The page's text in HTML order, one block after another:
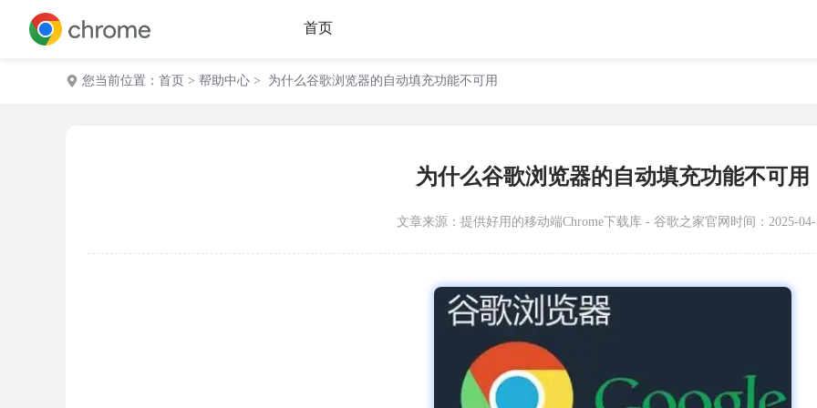
首页
您当前位置： 首页 > 帮助中心 > 为什么谷歌浏览器的自动填充功能不可用
为什么谷歌浏览器的自动填充功能不可用
文章来源： 提供好用的移动端Chrome下载库 - 谷歌之家官网 时间：2025-